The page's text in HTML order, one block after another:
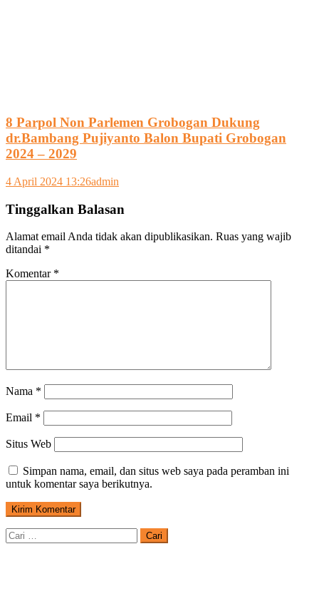
8 Parpol Non Parlemen Grobogan Dukung
dr.Bambang Pujiyanto Balon Bupati Grobogan
2024 – 2029
4 April 2024 13:26admin
Tinggalkan Balasan
Alamat email Anda tidak akan dipublikasikan. Ruas yang wajib
ditandai *
Komentar *
Nama *
Email *
Situs Web
Simpan nama, email, dan situs web saya pada peramban ini
untuk komentar saya berikutnya.
Cari
untuk: